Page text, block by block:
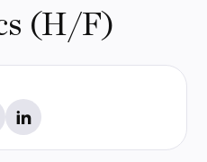
(H/F)
X sur Facebook
Partager sur LinkedIn